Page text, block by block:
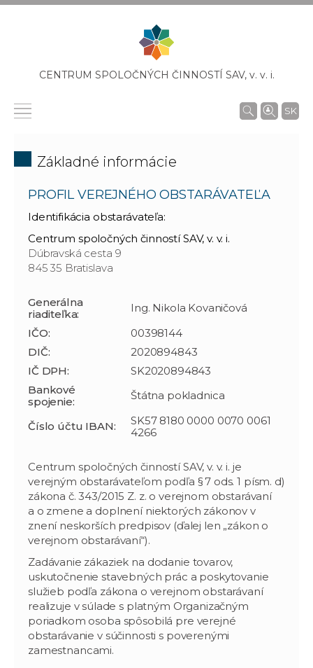
CENTRUM SPOLOČNÝCH ČINNOSTÍ SAV, v. v. i.
SK
Základné informácie
PROFIL VEREJNÉHO OBSTARÁVATEĽA
Identifikácia obstarávateľa:
Centrum spoločných činností SAV, v. v. i.
Dúbravská cesta 9
845 35 Bratislava
Generálna
riaditeľka:
Ing. Nikola Kovaničová
IČO:
00398144
DIČ:
2020894843
IČ DPH:
SK2020894843
Bankové
spojenie:
Štátna pokladnica
Číslo účtu IBAN:
SK57 8180 0000 0070 0061
4266
Centrum spoločných činností SAV, v. v. i. je
verejným obstarávateľom podľa § 7 ods. 1 písm. d)
zákona č. 343/2015 Z. z. o verejnom obstarávaní
a o zmene a doplnení niektorých zákonov v
znení neskorších predpisov (ďalej len „zákon o
verejnom obstarávaní“).
Zadávanie zákaziek na dodanie tovarov,
uskutočnenie stavebných prác a poskytovanie
služieb podľa zákona o verejnom obstarávaní
realizuje v súlade s platným Organizačným
poriadkom osoba spôsobilá pre verejné
obstarávanie v súčinnosti s poverenými
zamestnancami.